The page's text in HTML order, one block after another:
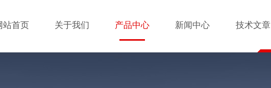
站首页 关于我们 产品中心 新闻中心 技术文章